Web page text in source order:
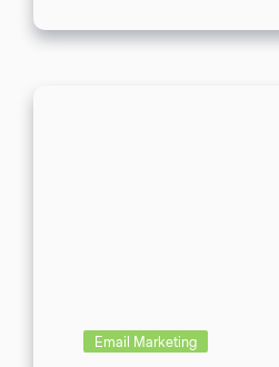
Email Marketing